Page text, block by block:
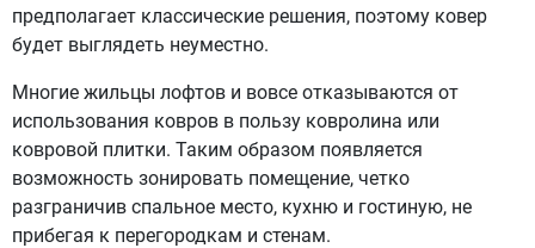
предполагает классические решения, поэтому ковер
будет выглядеть неуместно.
Многие жильцы лофтов и вовсе отказываются от
использования ковров в пользу ковролина или
ковровой плитки. Таким образом появляется
возможность зонировать помещение, четко
разграничив спальное место, кухню и гостиную, не
прибегая к перегородкам и стенам.